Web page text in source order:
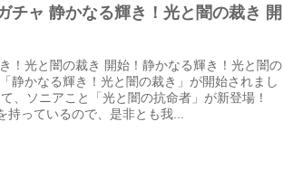
チャ 静かなる輝き！光と闇の裁き 開
！光と闇の裁き 開始！静かなる輝き！光と闇の
静かなる輝き！光と闇の裁き」が開始されまし
、ソニアこと「光と闇の抗命者」が新登場！
持っているので、是非とも我...